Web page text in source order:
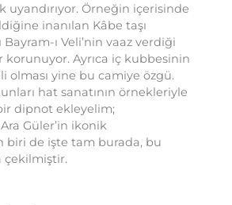
uyandırıyor. Örneğin içerisinde
inanılan Kâbe taşı
ı Veli’nin vaaz verdiği
korunuyor. Ayrıca iç kubbesinin
olması yine bu camiye özgü.
hat sanatının örnekleriyle
dipnot ekleyelim;
Güler’in ikonik
biri de işte tam burada, bu
çekilmiştir.